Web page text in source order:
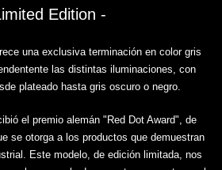
Edition -
una exclusiva terminación en color gris
las distintas iluminaciones, con
plateado hasta gris oscuro o negro.
el premio alemán "Red Dot Award", de
se otorga a los productos que demuestran
Este modelo, de edición limitada, nos